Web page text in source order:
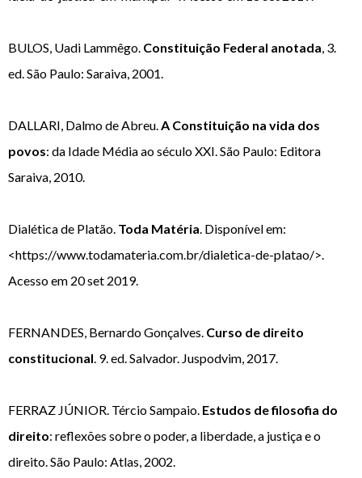
BULOS, Uadi Lammêgo. Constituição Federal anotada, 3.
ed. São Paulo: Saraiva, 2001.
DALLARI, Dalmo de Abreu.A Constituição na vida dos
povos: da Idade Média ao século XXI. São Paulo: Editora
Saraiva, 2010.
Dialética de Platão. Toda Matéria. Disponível em:
<https://www.todamateria.com.br/dialetica-de-platao/>.
Acesso em 20 set 2019.
FERNANDES, Bernardo Gonçalves. Curso de direito
constitucional. 9. ed. Salvador. Juspodvim, 2017.
FERRAZ JÚNIOR. Tércio Sampaio. Estudos de filosofia do
direito: reflexões sobre o poder, a liberdade, a justiça e o
direito. São Paulo: Atlas, 2002.